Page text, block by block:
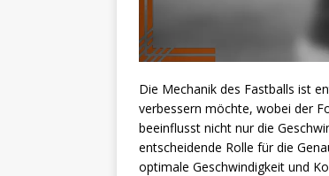
Die Mechanik des Fastballs ist
verbessern möchte, wobei der
beeinflusst nicht nur die
entscheidende Rolle für die
optimale Geschwindigkeit und